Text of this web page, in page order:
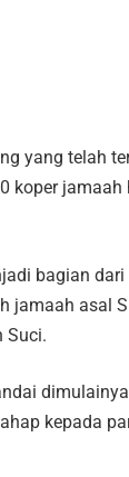
yang telah
koper jamaah
bagian
jamaah asal
Suci.
kepada